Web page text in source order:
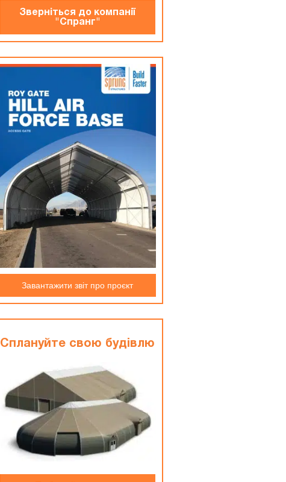
Зверніться до компанiї
"Спранг"
Завантажити звіт про проєкт
Сплануйте свою будiвлю